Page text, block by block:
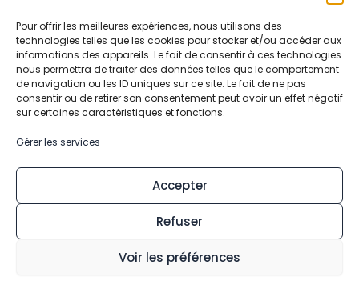
Pour offrir les meilleures expériences, nous utilisons des
technologies telles que les cookies pour stocker et/ou accéder aux
informations des appareils. Le fait de consentir à ces technologies
nous permettra de traiter des données telles que le comportement
de navigation ou les ID uniques sur ce site. Le fait de ne pas
consentir ou de retirer son consentement peut avoir un effet négatif
sur certaines caractéristiques et fonctions.
Gérer les services
Accepter
Refuser
Voir les préférences
Informations
Plan de site
Politique de confidentialité
Politique de cookies
Données personnelles
© 2026 Mairie de Chevry-Cossigny